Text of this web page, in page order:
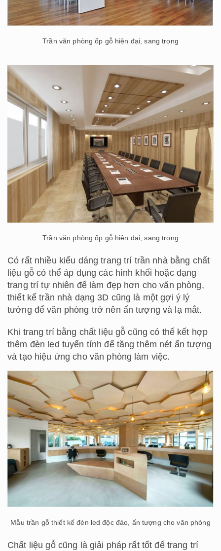
Trần văn phòng ốp gỗ hiện đại, sang trọng
Trần văn phòng ốp gỗ hiện đại, sang trọng
Có rất nhiều kiểu dáng trang trí trần nhà bằng chất
liệu gỗ có thể áp dụng các hình khối hoặc dạng
trang trí tự nhiên để làm đẹp hơn cho văn phòng,
thiết kế trần nhà dạng 3D cũng là một gợi ý lý
tưởng để văn phòng trở nên ấn tượng và lạ mắt.
Khi trang trí bằng chất liệu gỗ cũng có thể kết hợp
thêm đèn led tuyến tính để tăng thêm nét ấn tượng
và tạo hiệu ứng cho văn phòng làm việc.
Mẫu trần gỗ thiết kế đèn led độc đáo, ấn tượng cho văn phòng
Chất liệu gỗ cũng là giải pháp rất tốt để trang trí